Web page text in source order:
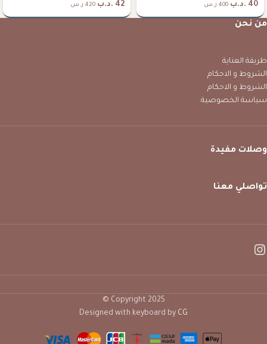
40 .د.ب 400 ر.س 42 .د.ب 420 ر.س
من نحن
طريقة العناية
الشروط و الاحكام
الشروط و الاحكام
سياسة الخصوصية
وصلات مفيدة
تواصلي معنا
Copyright 2025 ©
Designed with keyboard by CG